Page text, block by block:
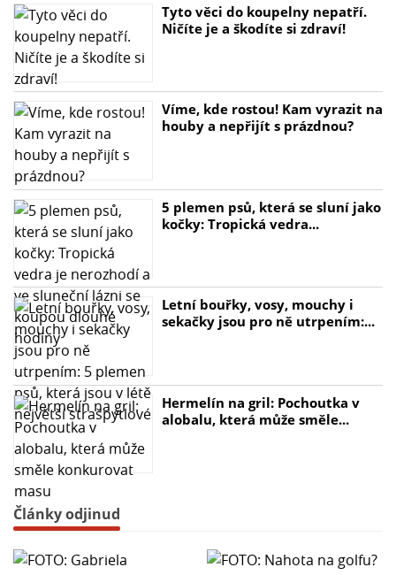
Tyto věci do koupelny nepatří.
Ničíte je a škodíte si zdraví!
Víme, kde rostou! Kam vyrazit na
houby a nepřijít s prázdnou?
5 plemen psů, která se sluní jako
kočky: Tropická vedra...
Letní bouřky, vosy, mouchy i
sekačky jsou pro ně utrpením:...
Hermelín na gril: Pochoutka v
alobalu, která může směle...
Články odjinud